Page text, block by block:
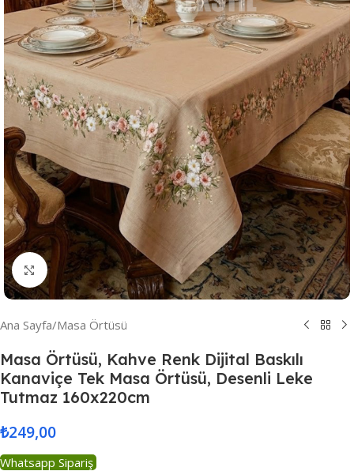
Resmi Büyüt
Ana Sayfa/Masa Örtüsü
Masa Örtüsü, Kahve Renk Dijital Baskılı
Kanaviçe Tek Masa Örtüsü, Desenli Leke
Tutmaz 160x220cm
₺249,00
Whatsapp Sipariş